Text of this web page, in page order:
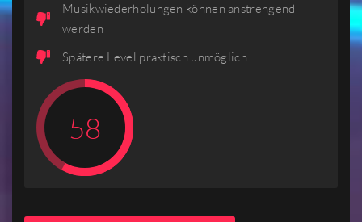
Musikwiederholungen können anstrengend
werden
Spätere Level praktisch unmöglich
58